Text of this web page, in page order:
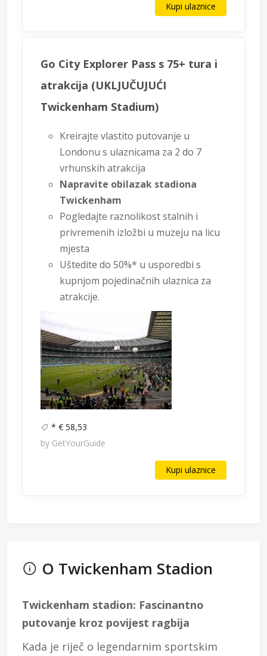
Kupi ulaznice
Go City Explorer Pass s 75+ tura i
atrakcija (UKLJUČUJUĆI
Twickenham Stadium)
Kreirajte vlastito putovanje u
Londonu s ulaznicama za 2 do 7
vrhunskih atrakcija
Napravite obilazak stadiona
Twickenham
Pogledajte raznolikost stalnih i
privremenih izložbi u muzeju na licu
mjesta
Uštedite do 50%* u usporedbi s
kupnjom pojedinačnih ulaznica za
atrakcije.
* € 58,53
by GetYourGuide
Kupi ulaznice
O Twickenham Stadion
Twickenham stadion: Fascinantno
putovanje kroz povijest ragbija
Kada je riječ o legendarnim sportskim